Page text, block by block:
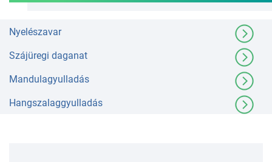
Nyelészavar
Szájüregi daganat
Mandulagyulladás
Hangszalaggyulladás